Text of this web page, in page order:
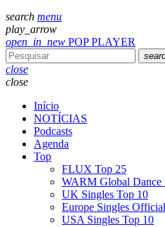
search menu
play_arrow
open_in_new POP PLAYER
close
close
Início
NOTÍCIAS
Podcasts
Agenda
Top
FLUX Top 25
WARM Global Dance
UK Singles Top 10
Europe Singles
USA Singles Top 10